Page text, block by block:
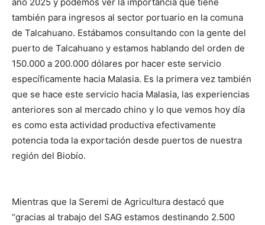
también para ingresos al sector portuario en la comuna
de Talcahuano. Estábamos consultando con la gente del
puerto de Talcahuano y estamos hablando del orden de
150.000 a 200.000 dólares por hacer este servicio
específicamente hacia Malasia. Es la primera vez también
que se hace este servicio hacia Malasia, las experiencias
anteriores son al mercado chino y lo que vemos hoy día
es como esta actividad productiva efectivamente
potencia toda la exportación desde puertos de nuestra
región del Biobío.
Mientras que la Seremi de Agricultura destacó que
“gracias al trabajo del SAG estamos destinando 2.500